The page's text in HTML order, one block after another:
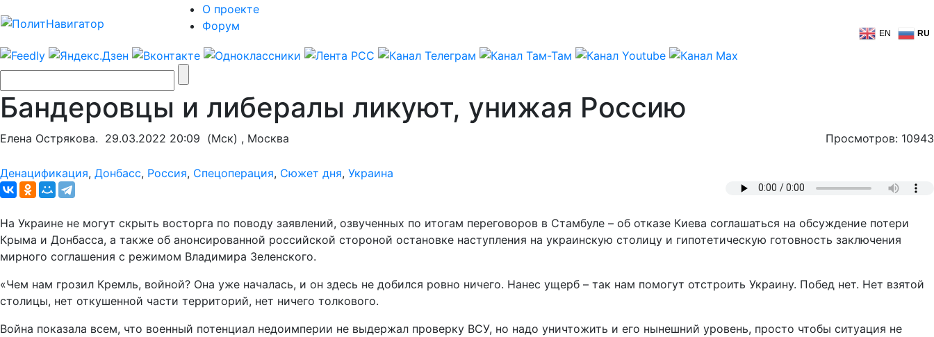
О проекте
Форум
EN RU
Бандеровцы и либералы ликуют, унижая Россию
Елена Острякова. 29.03.2022 20:09 (Мск) , Москва Просмотров: 10943
Денацификация, Донбасс, Россия, Спецоперация, Сюжет дня, Украина
На Украине не могут скрыть восторга по поводу заявлений, озвученных по итогам переговоров в Стамбуле – об отказе Киева соглашаться на обсуждение потери
Крыма и Донбасса, а также об анонсированной российской стороной остановке наступления на украинскую столицу и гипотетическую готовность заключения
мирного соглашения с режимом Владимира Зеленского.
«Чем нам грозил Кремль, войной? Она уже началась, и он здесь не добился ровно ничего. Нанес ущерб – так нам помогут отстроить Украину. Побед нет. Нет взятой
столицы, нет откушенной части территорий, нет ничего толкового.
Война показала всем, что военный потенциал недоимперии не выдержал проверку ВСУ, но надо уничтожить и его нынешний уровень, просто чтобы ситуация не